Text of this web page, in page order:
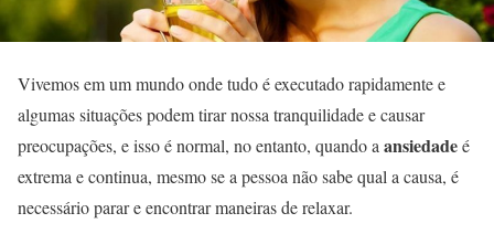
Vivemos em um mundo onde tudo é executado rapidamente e
algumas situações podem tirar nossa tranquilidade e causar
preocupações, e isso é normal, no entanto, quando aansiedadeé
extrema e continua, mesmo se a pessoa não sabe qual a causa, é
necessário parar e encontrar maneiras de relaxar.